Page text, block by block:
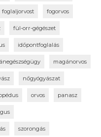
foglaljorvost fogorvos
fül-orr-gégészet
időpontfoglalás
magánorvos
nőgyógyászat
orvos panasz
szorongás